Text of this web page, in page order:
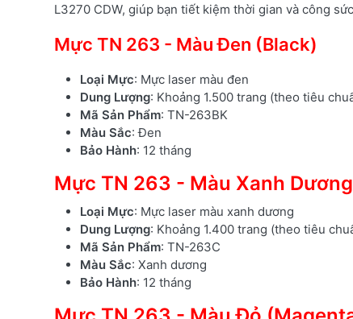
L3270 CDW, giúp bạn tiết kiệm thời gian và công
Mực TN 263 - Màu Đen (Black)
Loại Mực: Mực laser màu đen
Dung Lượng: Khoảng 1.500 trang (theo tiêu
Mã Sản Phẩm: TN-263BK
Màu Sắc: Đen
Bảo Hành: 12 tháng
Mực TN 263 - Màu Xanh
Loại Mực: Mực laser màu xanh dương
Dung Lượng: Khoảng 1.400 trang (theo tiêu
Mã Sản Phẩm: TN-263C
Màu Sắc: Xanh dương
Bảo Hành: 12 tháng